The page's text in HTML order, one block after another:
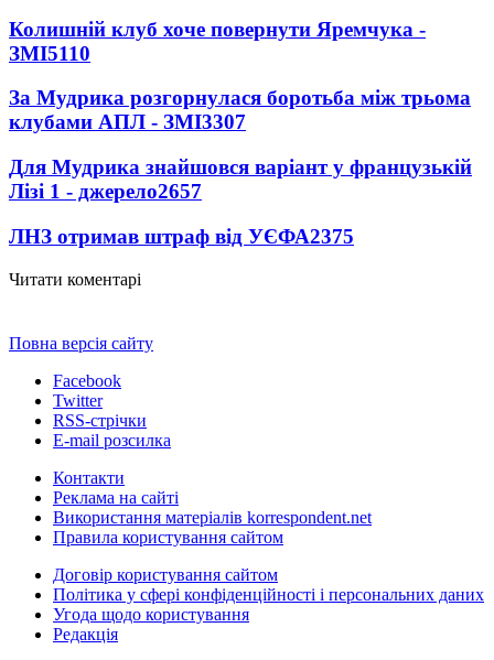
Колишній клуб хоче повернути Яремчука -
ЗМІ5110
За Мудрика розгорнулася боротьба між трьома
клубами АПЛ - ЗМІ3307
Для Мудрика знайшовся варіант у французькій
Лізі 1 - джерело2657
ЛНЗ отримав штраф від УЄФА2375
Читати коментарі
Повна версія сайту
Facebook
Twitter
RSS-стрічки
E-mail розсилка
Контакти
Реклама на сайті
Використання матеріалів korrespondent.net
Правила користування сайтом
Договір користування сайтом
Політика у сфері конфіденційності і персональних даних
Угода щодо користування
Редакція